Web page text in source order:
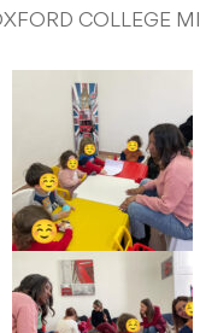
COLLEGE